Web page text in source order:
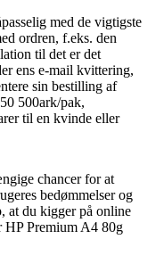
med de vigtigste
ordren, f.eks. den
til det er det
ens e-mail kvittering,
sin bestilling af
500ark/pak,
til en kvinde eller
chancer for at
bedømmelser og
at du kigger på online
HP Premium A4 80g